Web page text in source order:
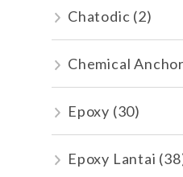
Chatodic (2)
Chemical Anchor
Epoxy (30)
Epoxy Lantai